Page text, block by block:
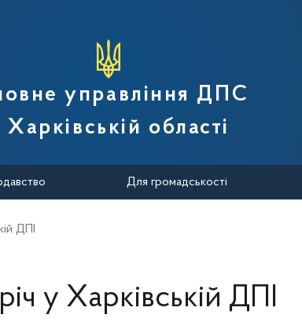
служби України
управління ДПС
Харківській області
Для громадськості
ДПІ
у Харківській ДПІ